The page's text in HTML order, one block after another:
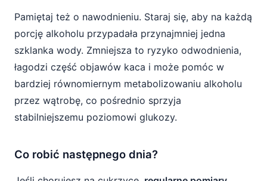
Pamiętaj też o nawodnieniu. Staraj się, aby na każdą
porcję alkoholu przypadała przynajmniej jedna
szklanka wody. Zmniejsza to ryzyko odwodnienia,
łagodzi część objawów kaca i może pomóc w
bardziej równomiernym metabolizowaniu alkoholu
przez wątrobę, co pośrednio sprzyja
stabilniejszemu poziomowi glukozy.
Co robić następnego dnia?